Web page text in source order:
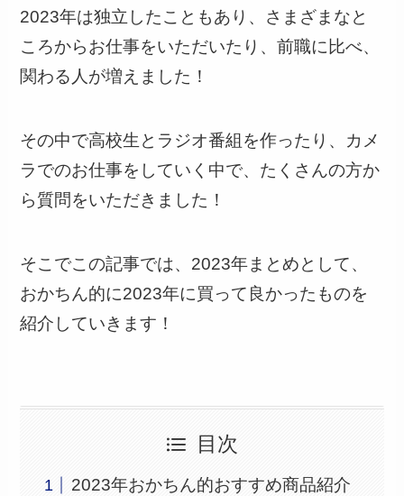
2023年は独立したこともあり、さまざまなと
ころからお仕事をいただいたり、前職に比べ、
関わる人が増えました！
その中で高校生とラジオ番組を作ったり、カメ
ラでのお仕事をしていく中で、たくさんの方か
ら質問をいただきました！
そこでこの記事では、2023年まとめとして、
おかちん的に2023年に買って良かったものを
紹介していきます！
目次
2023年おかちん的おすすめ商品紹介